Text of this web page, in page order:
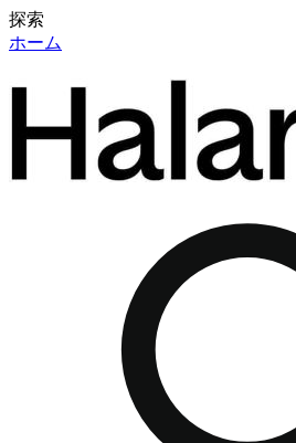
探索
ホーム